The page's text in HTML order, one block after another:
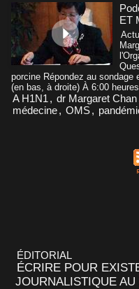
ET
porcine Répondez au sondage
(en bas, à droite) À 6:00
A H1N1 , dr Margaret Chan
médecine, OMS,
ÉDITORIAL
ÉCRIRE POUR
JOURNALISTIQUE